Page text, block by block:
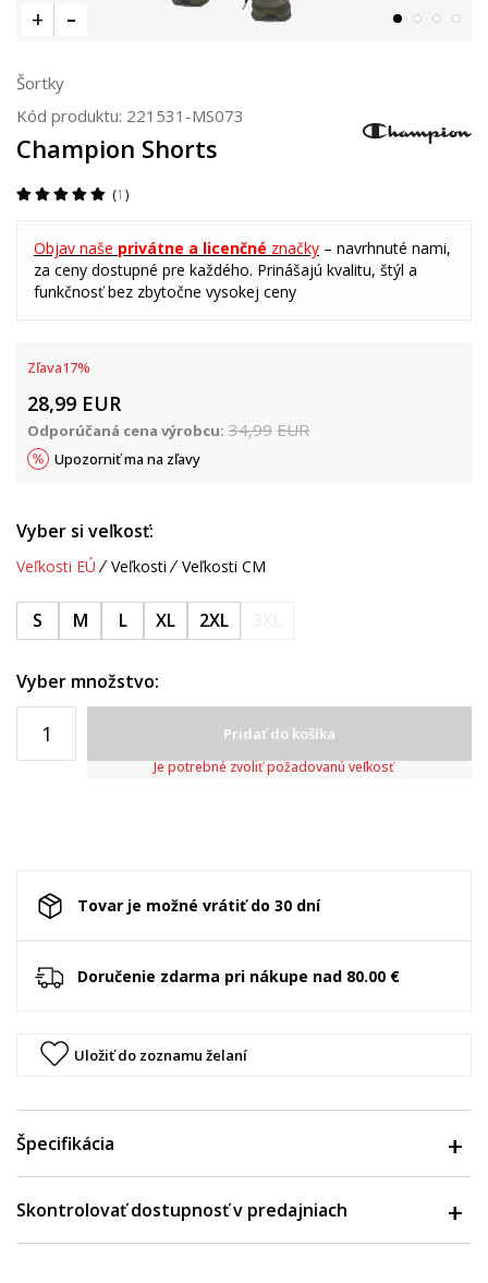
Šortky
Kód produktu: 221531-MS073
Champion Shorts
1
Objav naše privátne a licenčné značky – navrhnuté nami,
za ceny dostupné pre každého. Prinášajú kvalitu, štýl a
funkčnosť bez zbytočne vysokej ceny
Zľava17%
28,99 EUR
Odporúčaná cena výrobcu: 34,99 EUR
Upozorniť ma na zľavy
Vyber si veľkosť:
Veľkosti EÚ Veľkosti Veľkosti CM
S M L XL 2XL
Vyber množstvo:
Pridať do košíka
Je potrebné zvoliť požadovanú veľkosť
Tovar je možné vrátiť do 30 dní
Doručenie zdarma pri nákupe nad 80.00 €
Uložiť do zoznamu želaní
Špecifikácia
Skontrolovať dostupnosť v predajniach